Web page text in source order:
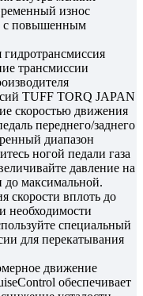
износ
с повышенным
гидротрансмиссия
трансмиссии
TUFF TORQ JAPAN
скоростью движения
переднего/заднего
диапазон
ногой педали газа
давление на
до максимальной.
скорости вплоть до
необходимости
специальный
для перекатывания
движение
обеспечивает